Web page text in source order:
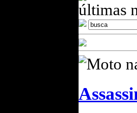
últimas
Moto